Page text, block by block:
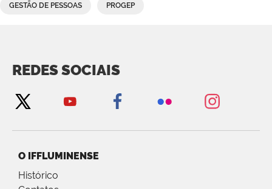
GESTÃO DE PESSOAS PROGEP
REDES SOCIAIS
O IFFLUMINENSE
Histórico